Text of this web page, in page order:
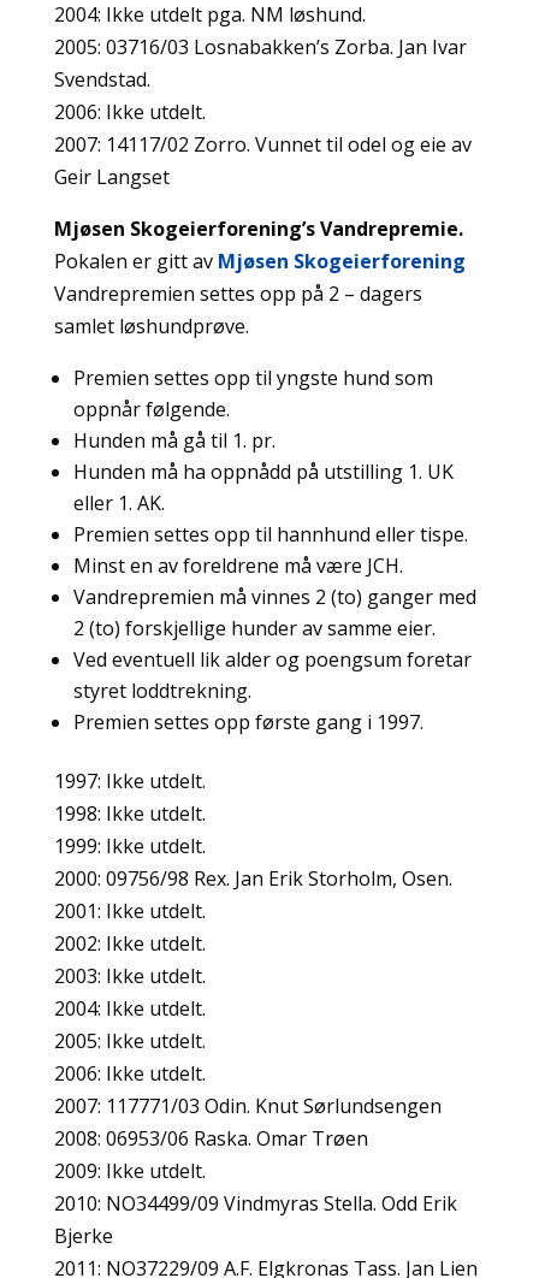
2004: Ikke utdelt pga. NM løshund.
2005: 03716/03 Losnabakken’s Zorba. Jan Ivar
Svendstad.
2006: Ikke utdelt.
2007: 14117/02 Zorro. Vunnet til odel og eie av
Geir Langset
Mjøsen Skogeierforening’s Vandrepremie.
Pokalen er gitt av Mjøsen Skogeierforening
Vandrepremien settes opp på 2 – dagers
samlet løshundprøve.
Premien settes opp til yngste hund som
oppnår følgende.
Hunden må gå til 1. pr.
Hunden må ha oppnådd på utstilling 1. UK
eller 1. AK.
Premien settes opp til hannhund eller tispe.
Minst en av foreldrene må være JCH.
Vandrepremien må vinnes 2 (to) ganger med
2 (to) forskjellige hunder av samme eier.
Ved eventuell lik alder og poengsum foretar
styret loddtrekning.
Premien settes opp første gang i 1997.
1997: Ikke utdelt.
1998: Ikke utdelt.
1999: Ikke utdelt.
2000: 09756/98 Rex. Jan Erik Storholm, Osen.
2001: Ikke utdelt.
2002: Ikke utdelt.
2003: Ikke utdelt.
2004: Ikke utdelt.
2005: Ikke utdelt.
2006: Ikke utdelt.
2007: 117771/03 Odin. Knut Sørlundsengen
2008: 06953/06 Raska. Omar Trøen
2009: Ikke utdelt.
2010: NO34499/09 Vindmyras Stella. Odd Erik
Bjerke
2011: NO37229/09 A.F. Elgkronas Tass. Jan Lien